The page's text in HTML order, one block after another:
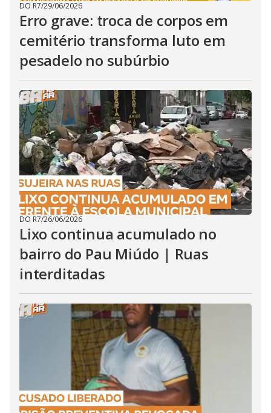
DO R7/29/06/2026
Erro grave: troca de corpos em
cemitério transforma luto em
pesadelo no subúrbio
DO R7/26/06/2026
Lixo continua acumulado no
bairro do Pau Miúdo | Ruas
interditadas